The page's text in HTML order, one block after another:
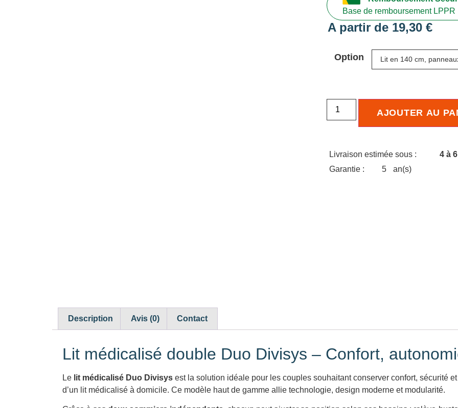
Base de remboursement
A partir de 19,30 €
Option
AJOUTER AU
Livraison estimée sous :
4 à
Garantie :
5 an(s)
Description Avis (0) Contact
Lit médicalisé double Duo Divisys – Confort,
Le lit médicalisé Duo Divisys est la solution idéale pour les couples souhaitant conserver confort, sécurité
d’un lit médicalisé à domicile. Ce modèle haut de gamme allie technologie, design moderne et modularité.